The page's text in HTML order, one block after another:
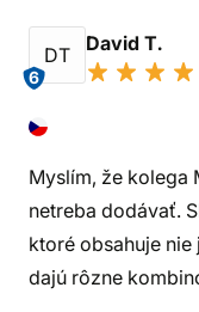
DT
6
David T.
Myslím, že kolega
netreba dodávať.
ktoré obsahuje
dajú rôzne